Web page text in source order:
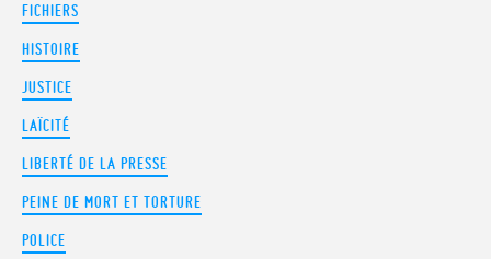
FICHIERS
HISTOIRE
JUSTICE
LAÏCITÉ
LIBERTÉ DE LA PRESSE
PEINE DE MORT ET TORTURE
POLICE